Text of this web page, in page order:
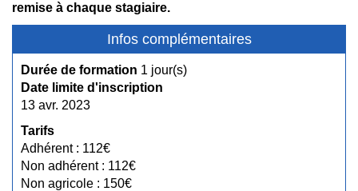
remise à chaque stagiaire.
Infos complémentaires
Durée de formation 1 jour(s)
Date limite d'inscription
13 avr. 2023
Tarifs
Adhérent : 112€
Non adhérent : 112€
Non agricole : 150€